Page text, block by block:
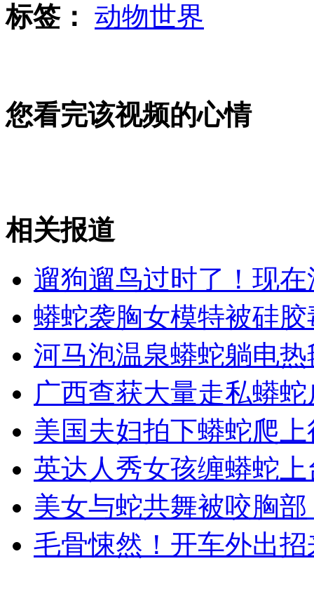
浙江金华：慈善募捐提成15%引争议
山西运城恶犬咬伤多人 警民合力深夜将其击毙
女孩北京地铁殴打老人 痛下狠手拳打脚踢
无痛分娩是否安全 医生回应
外交部：反对强权政治霸凌主义
外交部：有关国家言论片面不公正
安徽一实载49人客车翻车
标签： 动物世界
您看完该视频的心情
相关报道
遛狗遛鸟过时了！现
蟒蛇袭胸女模特被硅胶
河马泡温泉蟒蛇躺电
广西查获大量走私蟒
美国夫妇拍下蟒蛇爬
英达人秀女孩缠蟒蛇
美女与蛇共舞被咬胸部
毛骨悚然！开车外出